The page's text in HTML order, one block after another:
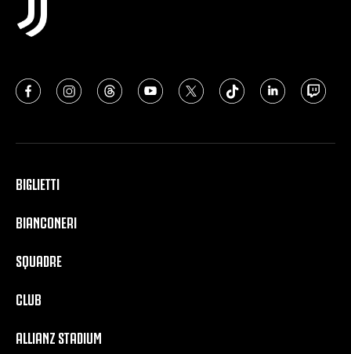
BIGLIETTI
BIANCONERI
SQUADRE
CLUB
ALLIANZ STADIUM